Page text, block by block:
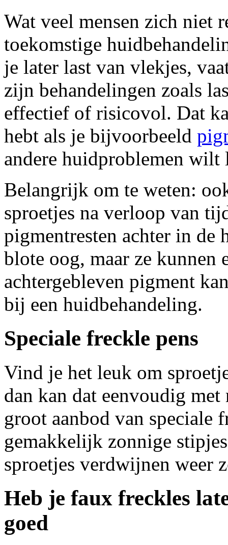
Wat veel mensen zich niet
toekomstige
je later last van vlekjes,
zijn behandelingen zoals
effectief of risicovol. Dat
hebt als je bijvoorbeeld
andere huidproblemen wilt
Belangrijk om te weten:
sproetjes na verloop van
pigmentresten achter in
blote oog, maar ze kunnen
achtergebleven pigment
bij een huidbehandeling.
Speciale freckle pens
Vind je het leuk om
dan kan dat eenvoudig
groot aanbod van speciale
gemakkelijk zonnige
sproetjes verdwijnen weer
Heb je faux freckles
goed